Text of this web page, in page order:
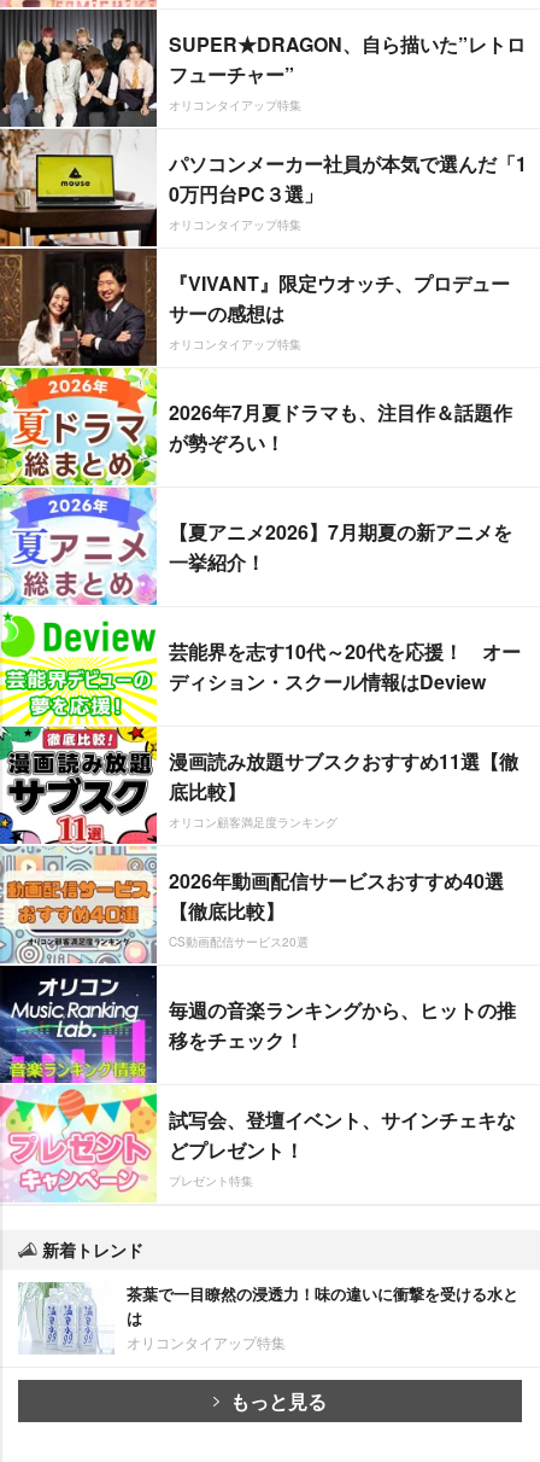
SUPER★DRAGON、自ら描いた”レトロ
フューチャー”
オリコンタイアップ特集
パソコンメーカー社員が本気で選んだ「1
0万円台PC３選」
オリコンタイアップ特集
『VIVANT』限定ウオッチ、プロデュー
サーの感想は
オリコンタイアップ特集
2026年7月夏ドラマも、注目作＆話題作
が勢ぞろい！
【夏アニメ2026】7月期夏の新アニメを
一挙紹介！
芸能界を志す10代～20代を応援！ オー
ディション・スクール情報はDeview
漫画読み放題サブスクおすすめ11選【徹
底比較】
オリコン顧客満足度ランキング
2026年動画配信サービスおすすめ40選
【徹底比較】
CS動画配信サービス20選
毎週の音楽ランキングから、ヒットの推
移をチェック！
試写会、登壇イベント、サインチェキな
どプレゼント！
プレゼント特集
新着トレンド
茶葉で一目瞭然の浸透力！味の違いに衝撃を受ける水と
は
オリコンタイアップ特集
もっと見る